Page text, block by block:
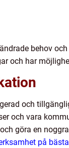
behov
och har
och
och vara
göra en
på